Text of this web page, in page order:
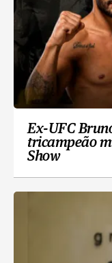
Ex-UFC
tricampeão
Show